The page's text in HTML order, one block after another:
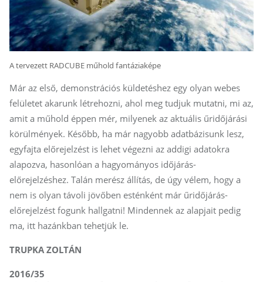
A tervezett RADCUBE műhold fantáziaképe
Már az első, demonstrációs küldetéshez egy olyan webes
felületet akarunk létrehozni, ahol meg tudjuk mutatni, mi az,
amit a műhold éppen mér, milyenek az aktuális űridőjárási
körülmények. Később, ha már nagyobb adatbázisunk lesz,
egyfajta előrejelzést is lehet végezni az addigi adatokra
alapozva, hasonlóan a hagyományos időjárás-
előrejelzéshez. Talán merész állítás, de úgy vélem, hogy a
nem is olyan távoli jövőben esténként már űridőjárás-
előrejelzést fogunk hallgatni! Mindennek az alapjait pedig
ma, itt hazánkban tehetjük le.
TRUPKA ZOLTÁN
2016/35